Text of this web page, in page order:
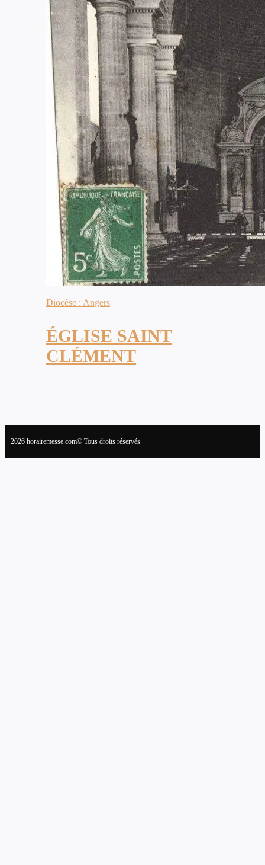
Diocèse : Angers
ÉGLISE SAINT
CLÉMENT
2026 horairemesse.com© Tous droits réservés